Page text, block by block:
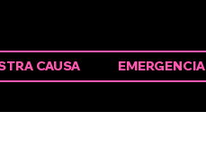
CAUSA EMERGENCIA